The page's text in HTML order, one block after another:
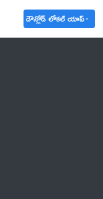
డౌన్లోడ్ లోకల్ యాప్